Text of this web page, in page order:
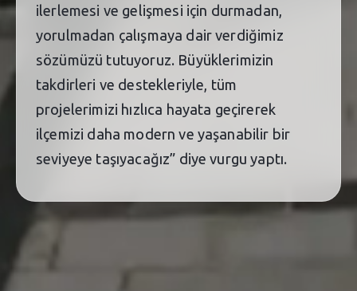
ilerlemesi ve gelişmesi için durmadan,
yorulmadan çalışmaya dair verdiğimiz
sözümüzü tutuyoruz. Büyüklerimizin
takdirleri ve destekleriyle, tüm
projelerimizi hızlıca hayata geçirerek
ilçemizi daha modern ve yaşanabilir bir
seviyeye taşıyacağız” diye vurgu yaptı.